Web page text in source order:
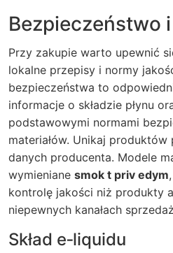
Bezpieczeństwo
Przy zakupie warto upewnić
lokalne przepisy i normy
bezpieczeństwa to
informacje o składzie płynu
podstawowymi normami
materiałów. Unikaj
danych producenta. Modele
wymieniane smok t priv edym
kontrolę jakości niż produkty
niepewnych kanałach
Skład e‑liquidu